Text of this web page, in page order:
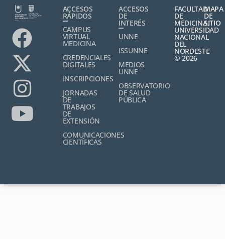
ACCESOS
RÁPIDOS
CAMPUS
VIRTUAL
MEDICINA
CREDENCIALES
DIGITALES
INSCRIPCIONES
JORNADAS
DE
TRABAJOS
DE
EXTENSIÓN
COMUNICACIONES
CIENTÍFICAS
ACCESOS
DE
INTERÉS
UNNE
ISSUNNE
MEDIOS
UNNE
OBSERVATORIO
DE SALUD
PÚBLICA
FACULTAD
DE
MEDICINA,
UNIVERSIDAD
NACIONAL
DEL
NORDESTE
© 2026
MAPA
DE
SITIO